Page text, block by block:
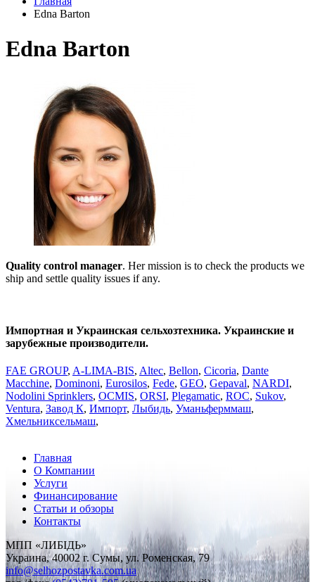
Edna Barton
Edna Barton
Quality control manager. Her mission is to check the products we
ship and settle quality issues if any.
Импортная и Украинская сельхозтехника. Украинские и
зарубежные производители.
FAE GROUP, A-LIMA-BIS, Altec, Bellon, Cicoria, Dante
Macchine, Dominoni, Eurosilos, Fede, GEO, Gepaval, NARDI,
Nodolini Sprinklers, OCMIS, ORSI, Plegаmatic, ROC, Sukov,
Ventura, Завод К, Импорт, Лыбидь, Уманьферммаш,
Хмельниксельмаш,
Главная
О Компании
Услуги
Финансирование
Статьи и обзоры
Контакты
МПП «ЛИБІДЬ»
Украина, 40002 г. Сумы, ул. Роменская, 79
info@selhozpostavka.com.ua